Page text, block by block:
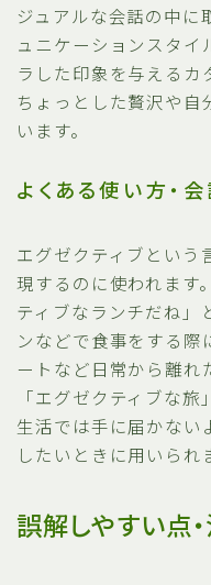
ジュアルな会話の中に
ュニケーションスタイ
ラした印象を与えるカ
ちょっとした贅沢や自
います。
よくある使い方・会
エグゼクティブという
現するのに使われます
ティブなランチだね」
ンなどで食事をする際
ートなど日常から離れ
「エグゼクティブな
生活では手に届かない
したいときに用いられ
誤解しやすい点